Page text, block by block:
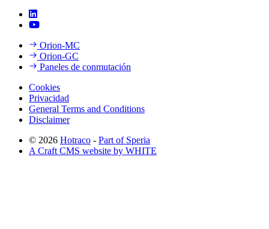
Orion-MC
Orion-GC
Paneles de conmutación
Cookies
Privacidad
General Terms and Conditions
Disclaimer
© 2026 Hotraco - Part of Speria
A Craft CMS website by WHITE